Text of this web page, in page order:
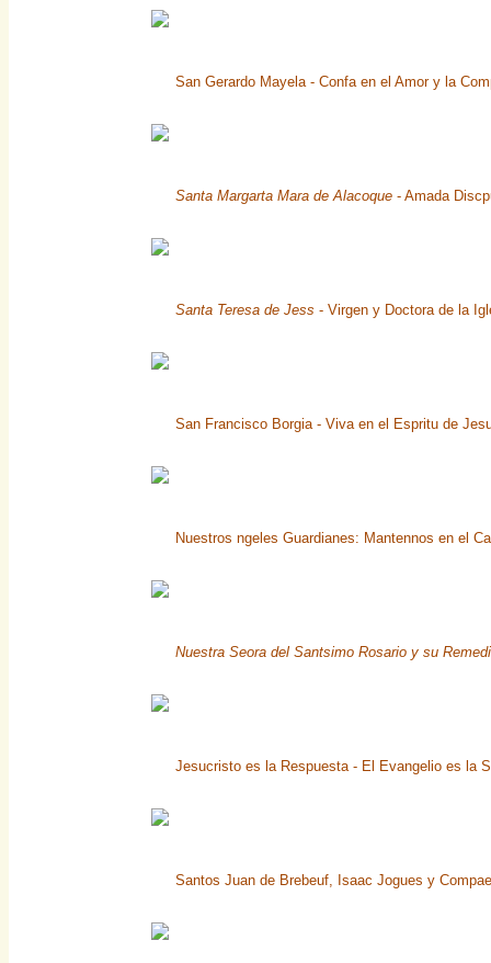
San Gerardo Mayela - Confa en el Amor y la
Santa Margarta Mara de Alacoque - Amada
Santa Teresa de Jess - Virgen y Doctora de la
San Francisco Borgia - Viva en el Espritu de
Nuestros ngeles Guardianes: Mantennos en el
Nuestra Seora del Santsimo Rosario y su
Jesucristo es la Respuesta - El Evangelio es la
Santos Juan de Brebeuf, Isaac Jogues y